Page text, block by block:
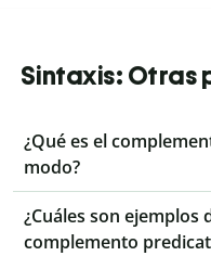
Sintaxis: Otras
¿Qué es el
modo?
¿Cuáles son ejemplos
complemento